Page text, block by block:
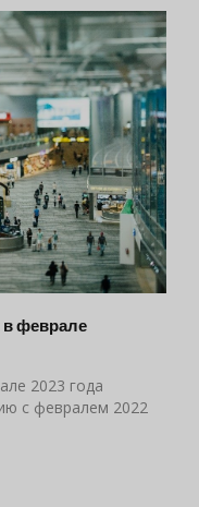
феврале
2023 года
с февралем 2022